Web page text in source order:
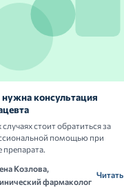
нужна консультация
случаях стоит обратиться за
помощью при
препарата.
Козлова,
фармаколог
Читать